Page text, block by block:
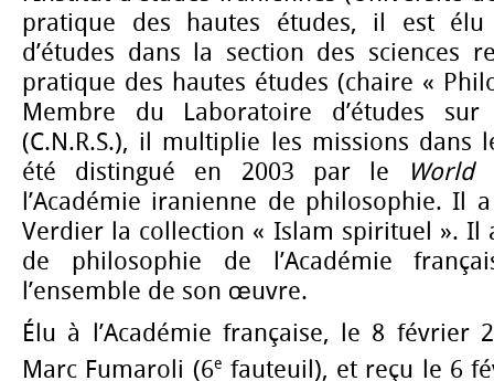
pratique des hautes études, il est
d’études dans la section des sciences
pratique des hautes études (chaire «
Membre du Laboratoire d’études sur
(C.N.R.S.), il multiplie les missions dans
été distingué en 2003 par le
World
l’Académie iranienne de philosophie. Il
Verdier la collection « Islam spirituel ». Il
de philosophie de l’Académie
l’ensemble de son œuvre.
Élu à l’Académie française, le 8 février
Marc Fumaroli (6e fauteuil), et reçu le 6